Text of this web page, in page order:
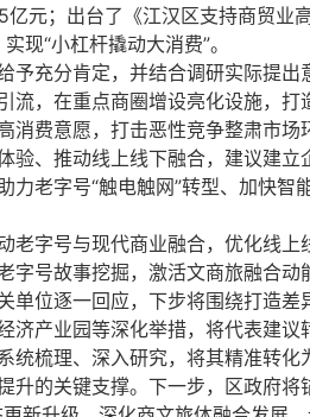
元；出台了《江汉区支持商贸
现“小杠杆撬动大消费”。
充分肯定，并结合调研实际提出
，在重点商圈增设亮化设施，打
费意愿，打击恶性竞争整肃市场
验、推动线上线下融合，建议建
老字号“触电触网”转型、加快
字号与现代商业融合，优化线上
号故事挖掘，激活文商旅融合动
单位逐一回应，下步将围绕打造
产业园等深化举措，将代表建议
统梳理、深入研究，将其精准转
的关键支撑。下一步，区政府